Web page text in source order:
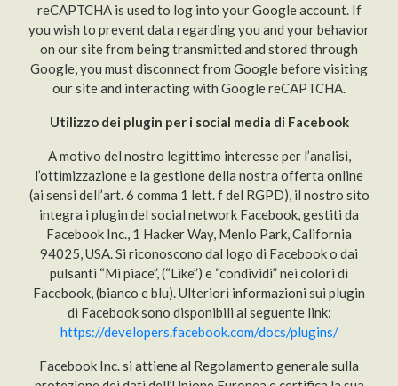
reCAPTCHA is used to log into your Google account. If
you wish to prevent data regarding you and your behavior
on our site from being transmitted and stored through
Google, you must disconnect from Google before visiting
our site and interacting with Google reCAPTCHA.
Utilizzo dei plugin per i social media di Facebook
A motivo del nostro legittimo interesse per l’analisi,
l’ottimizzazione e la gestione della nostra offerta online
(ai sensi dell’art. 6 comma 1 lett. f del RGPD), il nostro sito
integra i plugin del social network Facebook, gestiti da
Facebook Inc., 1 Hacker Way, Menlo Park, California
94025, USA. Si riconoscono dal logo di Facebook o dai
pulsanti “Mi piace”, (“Like”) e “condividi” nei colori di
Facebook, (bianco e blu). Ulteriori informazioni sui plugin
di Facebook sono disponibili al seguente link:
https://developers.facebook.com/docs/plugins/
Facebook Inc. si attiene al Regolamento generale sulla